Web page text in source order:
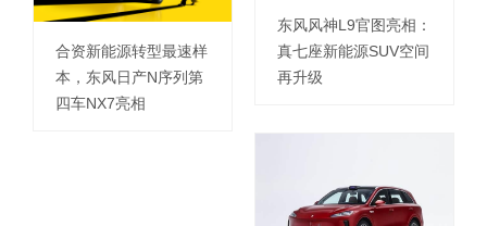
合资新能源转型最速样
本，东风日产N序列第
四车NX7亮相
东风风神L9官图亮相：
真七座新能源SUV空间
再升级